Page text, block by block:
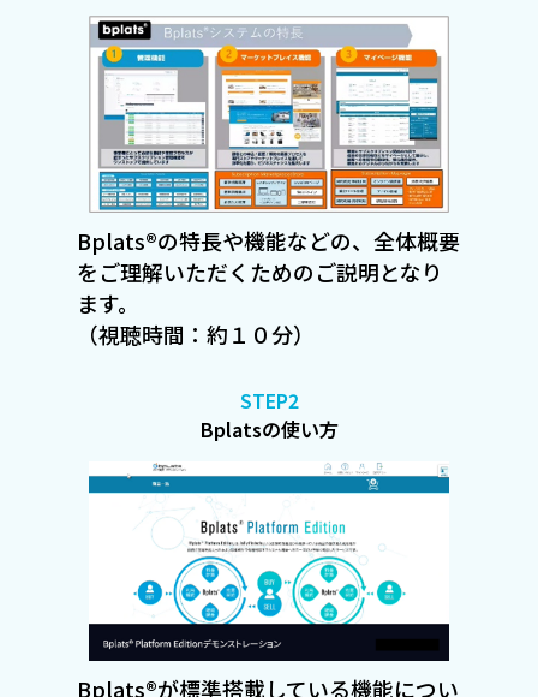
Bplats®の特長や機能などの、全体概要
をご理解いただくためのご説明となり
ます。
（視聴時間：約１０分）
STEP2
Bplatsの使い方
Bplats®が標準搭載している機能につい